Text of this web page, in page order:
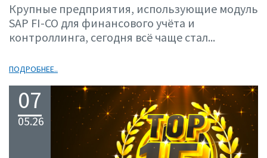
Крупные предприятия, использующие модуль
SAP FI-CO для финансового учёта и
контроллинга, сегодня всё чаще стал...
ПОДРОБНЕЕ..
07
05.26